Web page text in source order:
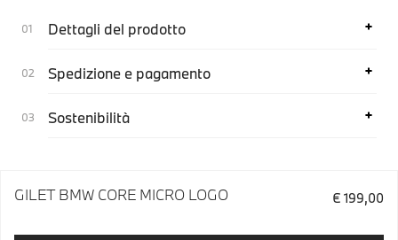
Dettagli del prodotto
Spedizione e pagamento
Sostenibilità
GILET BMW CORE MICRO LOGO € 199,00